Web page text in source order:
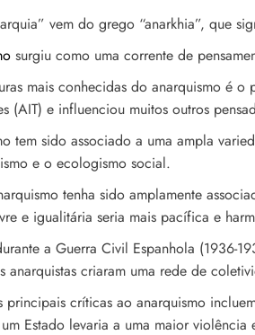
vem do grego “anarkhia”, que
surgiu como uma corrente de
mais conhecidas do anarquismo é o
(AIT) e influenciou muitos outros
tem sido associado a uma ampla
e o ecologismo social.
tenha sido amplamente
e igualitária seria mais pacífica e
a Guerra Civil Espanhola (1936-
anarquistas criaram uma rede de
principais críticas ao anarquismo
Estado levaria a uma maior violência